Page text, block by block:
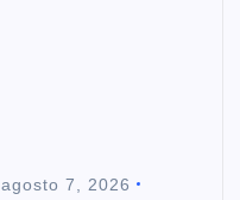
agosto 7, 2026